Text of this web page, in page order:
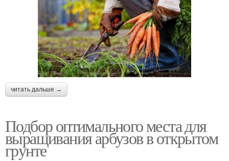
читать дальше →
Подбор оптимального места для
выращивания арбузов в открытом
грунте